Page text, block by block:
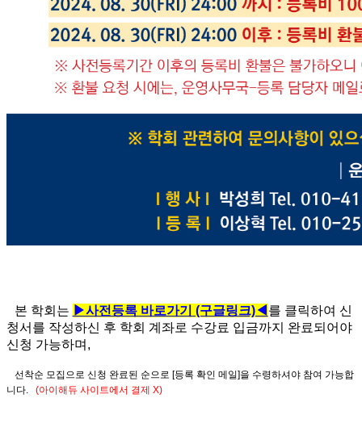
본 학회는 ▶사전등록 바로가기 (구글링크)◀ 를 클릭하여 신
청서를 작성하신 후 학회 계좌로 수강료 입금까지 완료되어야
신청 가능하며,
선착순 모집으로 신청 완료된 순으로 [등록 확인 메일]을 수령하셔야 참여 가능합
니다.
(아이해듀 사이트에서 결제 X)